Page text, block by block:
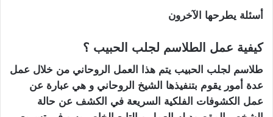
أسئلة يطرحها الآخرون
كيفية عمل الطلاسم لجلب الحبيب ؟
طلاسم لجلب الحبيب يتم هذا العمل الروحاني من خلال عمل
عدة أمور يقوم بتنفيذها الشيخ الروحاني و هي عبارة عن
عمل الكشوفات الفلكية السريعة في الكشف عن حالة